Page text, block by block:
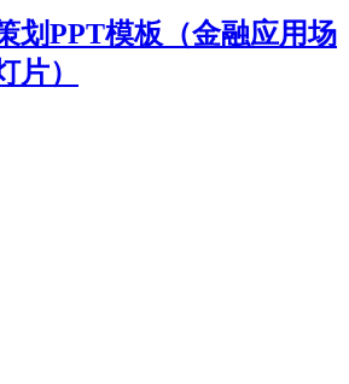
划PPT模板（金融应用场
片）